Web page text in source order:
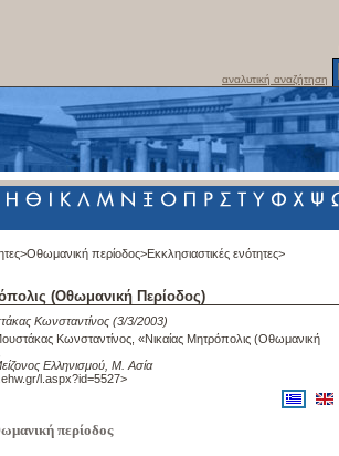
αναλυτική αναζήτηση
Οθωμανική περίοδος>Εκκλησιαστικές ενότητες>
(Οθωμανική Περίοδος)
Κωνσταντίνος (3/3/2003)
Κωνσταντίνος, «Νικαίας Μητρόπολις (Οθωμανική
Ελληνισμού, Μ. Ασία
l.aspx?id=5527>
περίοδος